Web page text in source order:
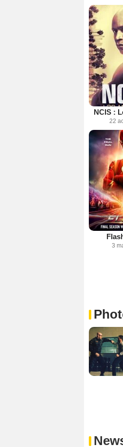
NCIS :
22
3